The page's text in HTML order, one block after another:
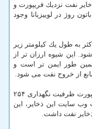
نفت نزدیك فریپورت و
روژ در لوییزیانا وجود
به طول یك كیلومتر زیر
این شیوه ارزان تر از
طور ایمن تر است و
از خروج نفت می شود.
بزرگترین پایگاه در برایان موند نزدیك فریپورت ظرفیت نگهداری ۲۵۴
وب سایت این ذخایر، این